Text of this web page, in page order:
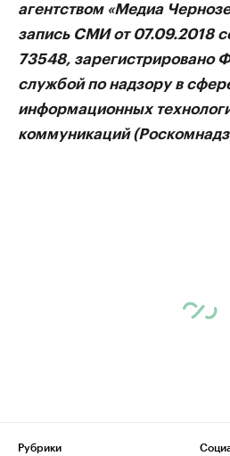
агентством «Медиа
запись СМИ от 07.09.2018
73548, зарегистрировано
службой по надзору в
информационных
коммуникаций
Рубрики